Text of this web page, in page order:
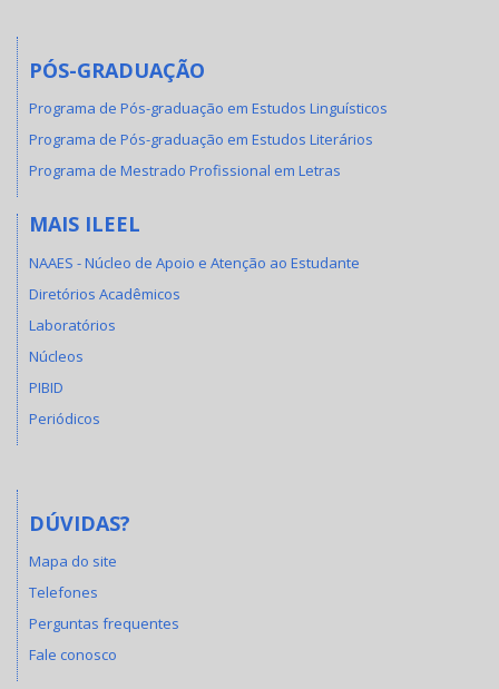
PÓS-GRADUAÇÃO
Programa de Pós-graduação em Estudos Linguísticos
Programa de Pós-graduação em Estudos Literários
Programa de Mestrado Profissional em Letras
MAIS ILEEL
NAAES - Núcleo de Apoio e Atenção ao Estudante
Diretórios Acadêmicos
Laboratórios
Núcleos
PIBID
Periódicos
DÚVIDAS?
Mapa do site
Telefones
Perguntas frequentes
Fale conosco